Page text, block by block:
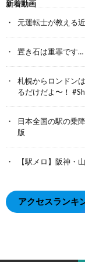
新着動画
元運転士が教える
置き石は重罪です…
札幌からロンドン
るだけだよ〜！
日本全国の駅の乗
版
【駅メロ】阪神・
アクセスランキ